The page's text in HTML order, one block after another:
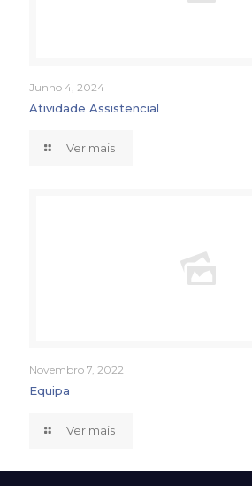
Junho 4, 2024
Atividade Assistencial
Ver mais
Novembro 7, 2022
Equipa
Ver mais